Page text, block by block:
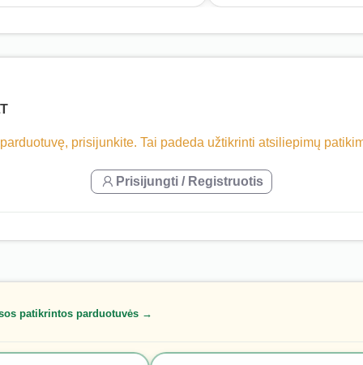
prisijunkite. Tai padeda užtikrinti atsiliepimų
Prisijungti / Registruotis
patikrintos parduotuvės →